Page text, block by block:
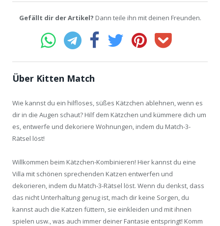
Gefällt dir der Artikel? Dann teile ihn mit deinen Freunden.
Über Kitten Match
Wie kannst du ein hilfloses, süßes Kätzchen ablehnen, wenn es
dir in die Augen schaut? Hilf dem Kätzchen und kümmere dich um
es, entwerfe und dekoriere Wohnungen, indem du Match-3-
Rätsel löst!
Willkommen beim Kätzchen-Kombinieren! Hier kannst du eine
Villa mit schönen sprechenden Katzen entwerfen und
dekorieren, indem du Match-3-Rätsel löst. Wenn du denkst, dass
das nicht Unterhaltung genug ist, mach dir keine Sorgen, du
kannst auch die Katzen füttern, sie einkleiden und mit ihnen
spielen usw., was auch immer deiner Fantasie entspringt! Komm